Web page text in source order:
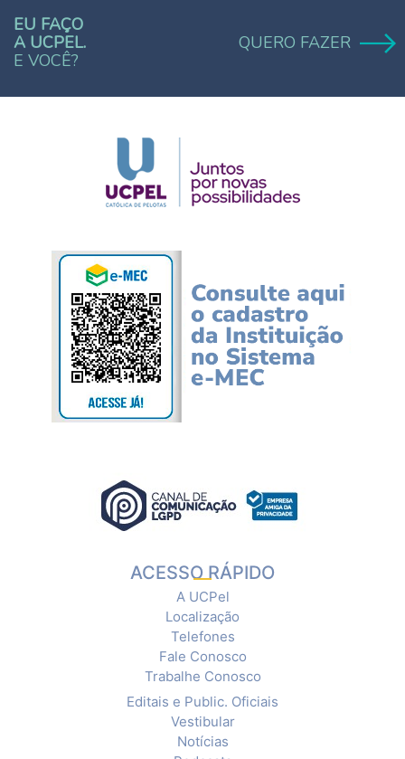
EU FAÇO
A UCPEL.
E VOCÊ?
QUERO FAZER
ACESSO RÁPIDO
A UCPel
Localização
Telefones
Fale Conosco
Trabalhe Conosco
Editais e Public. Oficiais
Vestibular
Notícias